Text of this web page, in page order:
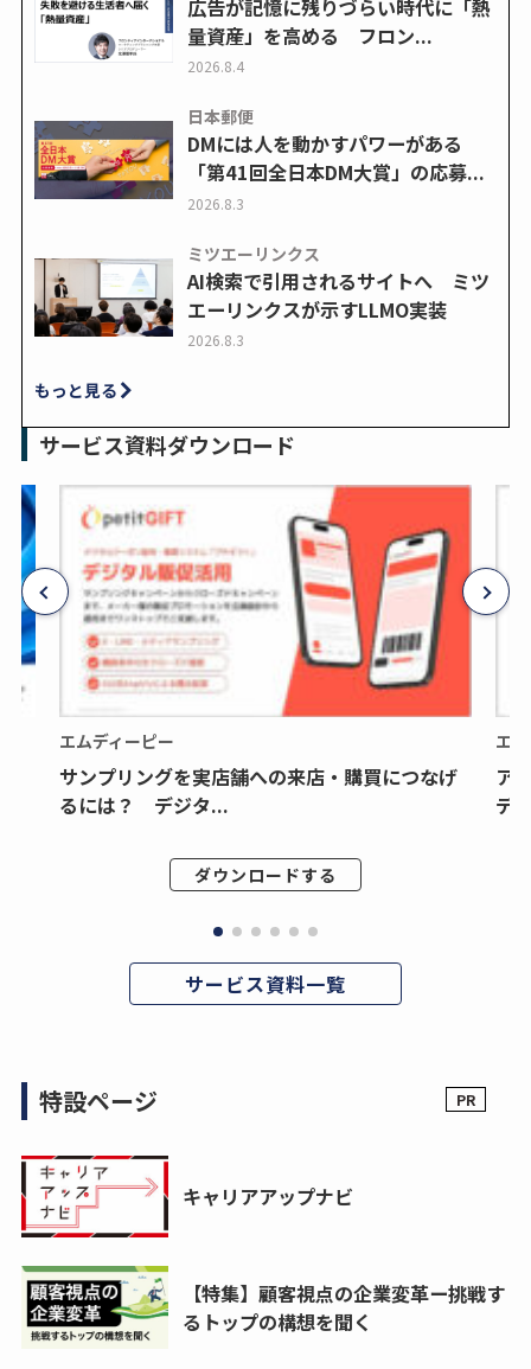
広告が記憶に残りづらい時代に「熱
量資産」を高める フロン...
2026.8.4
日本郵便
DMには人を動かすパワーがある
「第41回全日本DM大賞」の応募...
2026.8.3
ミツエーリンクス
AI検索で引用されるサイトへ ミツ
エーリンクスが示すLLMO実装
2026.8.3
もっと見る
サービス資料ダウンロード
エムディーピー
サンプリングを実店舗への来店・購買につなげ
るには？ デジタ...
ダウンロードする
エ
ア
デ
サービス資料一覧
特設ページ
キャリアアップナビ
【特集】顧客視点の企業変革ー挑戦す
るトップの構想を聞く